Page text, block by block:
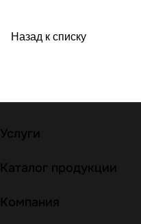
Назад к списку
Услуги
Каталог продукции
Компания